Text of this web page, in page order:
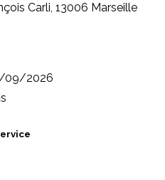
Carli, 13006 Marseille
09/2026